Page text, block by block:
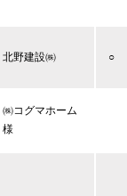
北野建設㈱ ○
㈱コグマホーム
様